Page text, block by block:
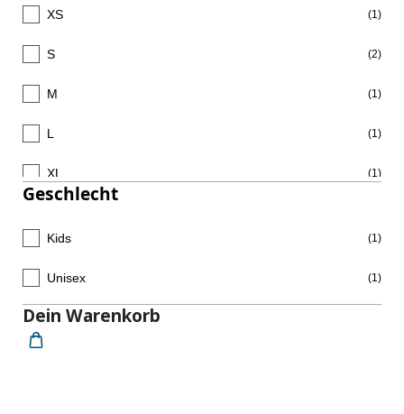
XS (1)
S (2)
M (1)
L (1)
XL (1)
Geschlecht
Kids (1)
Unisex (1)
Dein Warenkorb